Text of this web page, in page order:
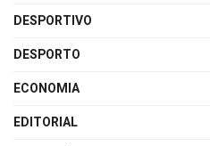
DESPORTIVO
DESPORTO
ECONOMIA
EDITORIAL